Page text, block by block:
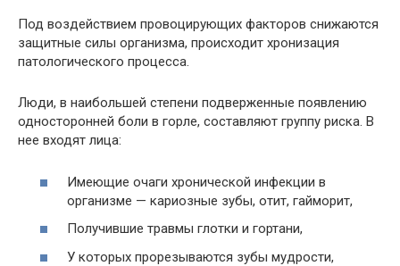
Под воздействием провоцирующих факторов снижаются
защитные силы организма, происходит хронизация
патологического процесса.
Люди, в наибольшей степени подверженные появлению
односторонней боли в горле, составляют группу риска. В
нее входят лица:
Имеющие очаги хронической инфекции в
организме — кариозные зубы, отит, гайморит,
Получившие травмы глотки и гортани,
У которых прорезываются зубы мудрости,